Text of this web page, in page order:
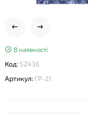
В наявності
Код: 52436
Артикул: ГР-21